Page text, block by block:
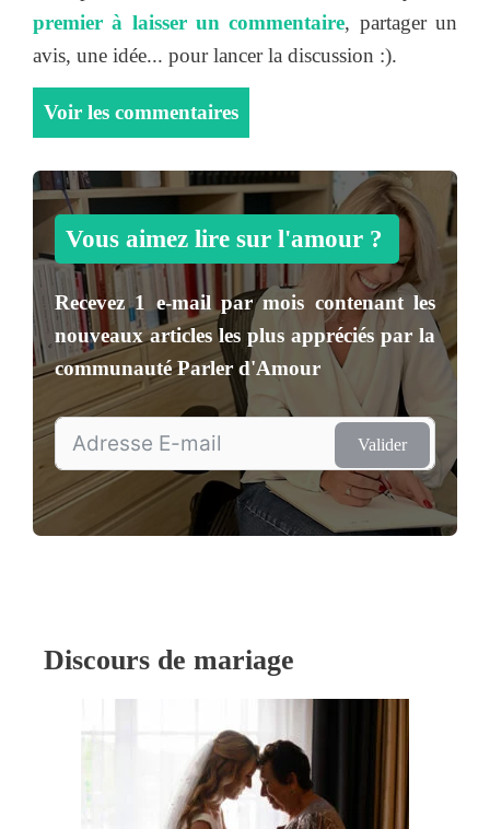
premier à laisser un commentaire, partager un
avis, une idée... pour lancer la discussion :).
Voir les commentaires
Vous aimez lire sur l'amour ?
Recevez1 e-mail par mois contenant les
nouveaux articles les plus appréciés par la
communautéParler d'Amour
Valider
Discours de mariage